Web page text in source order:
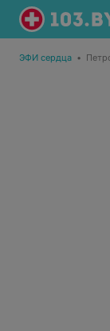
ЭФИ сердца •